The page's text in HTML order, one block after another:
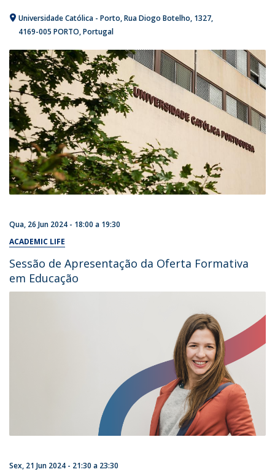
Universidade Católica - Porto Rua Diogo Botelho, 1327
4169-005 PORTO Portugal
Qua, 26 Jun 2024 - 18:00 a 19:30
ACADEMIC LIFE
Sessão de Apresentação da Oferta Formativa
em Educação
Sex, 21 Jun 2024 - 21:30 a 23:30